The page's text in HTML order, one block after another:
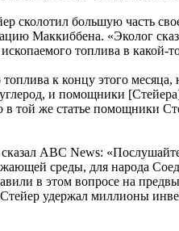
сколотил большую часть
Маккиббена. «Эколог
топлива в какой-
к концу этого месяца,
и помощники
той же статье помощники
ABC News:
среды, для народа
в этом вопросе на
удержал миллионы